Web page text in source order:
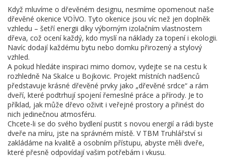
Když mluvíme o dřevěném designu, nesmíme opomenout naše
dřevěné okenice VOÏVO. Tyto okenice jsou víc než jen doplněk
vzhledu – šetří energii díky výborným izolačním vlastnostem
dřeva, což ocení každý, kdo myslí na náklady za topení i ekologii.
Navíc dodají každému bytu nebo domku přirozený a stylový
vzhled.
A pokud hledáte inspiraci mimo domov, vydejte se na cestu k
rozhledně Na Skalce u Bojkovic. Projekt místních nadšenců
představuje krásné dřevěné prvky jako „dřevěné srdce“ a rám
dveří, které podtrhují spojení řemeslné práce a přírody. Je to
příklad, jak může dřevo oživit i veřejné prostory a přinést do
nich jedinečnou atmosféru.
Chcete-li se do svého bydlení pustit s novou energií a rádi byste
dveře na míru, jste na správném místě. V TBM Truhlářství si
zakládáme na kvalitě a osobním přístupu, abyste měli dveře,
které přesně odpovídají vašim potřebám i vkusu.